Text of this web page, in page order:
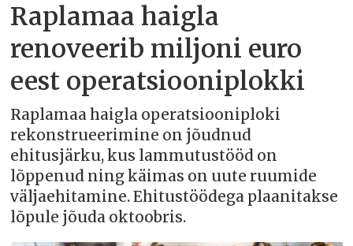
Raplamaa haigla
renoveerib miljoni euro
eest operatsiooniplokki
Raplamaa haigla operatsiooniploki
rekonstrueerimine on jõudnud
ehitusjärku, kus lammutustööd on
lõppenud ning käimas on uute ruumide
väljaehitamine. Ehitustöödega plaanitakse
lõpule jõuda oktoobris.